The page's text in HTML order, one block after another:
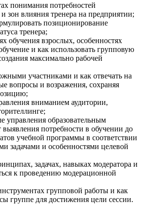
понимания потребностей
зон влияния тренера на предприятии;
позиционирование
тренера;
обучения взрослых, особенностях
и как использовать групповую
максимально рабочей
участниками и как отвечать на
вопросы и возражения, сохраняя
вниманием аудитории,
управления образовательным
выявления потребности в обучении до
учебной программы в соответствии
задачами и особенностями целевой
задачах, навыках модератора и
к проведению модерационной
групповой работы и как
группе для достижения цели сессии.